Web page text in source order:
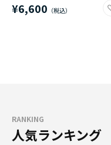
¥6,600
RANKING
人気ランキング